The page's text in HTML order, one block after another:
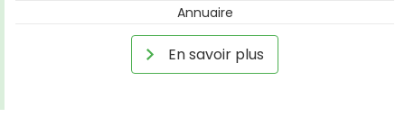
Annuaire
En savoir plus